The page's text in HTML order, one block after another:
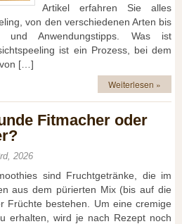
Artikel erfahren Sie alles
von den verschiedenen Arten bis
Anwendungstipps. Was ist
ist ein Prozess, bei dem
[…]
Weiterlesen »
Fitmacher oder
2026
sind Fruchtgetränke, die im
aus dem pürierten Mix (bis auf die
Früchte bestehen. Um eine cremige
erhalten, wird je nach Rezept noch